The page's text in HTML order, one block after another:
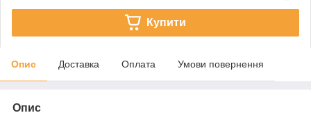
Купити
Опис Доставка Оплата Умови повернення
Опис